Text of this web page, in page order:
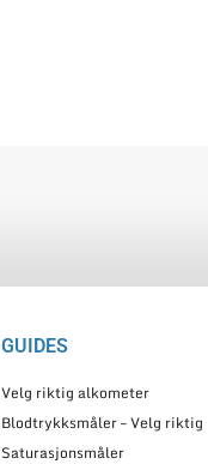
GUIDES
Velg riktig alkometer
Blodtrykksmåler – Velg riktig
Saturasjonsmåler